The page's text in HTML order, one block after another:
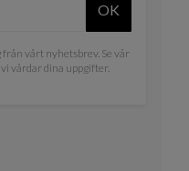
OK
vårt nyhetsbrev. Se vår
vårdar dina uppgifter.